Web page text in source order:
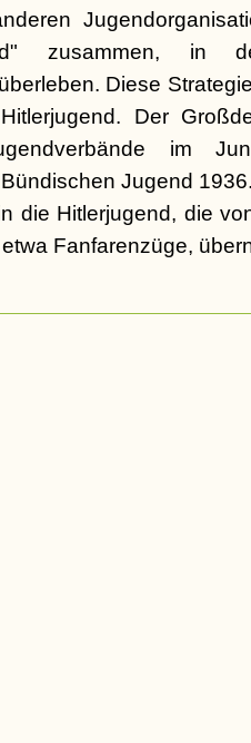
zusammen,
Diese
Der
im
Jugend
die Hitlerjugend, die
Fanfarenzüge,